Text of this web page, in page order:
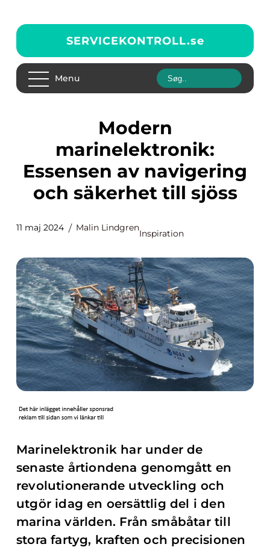
SERVICEKONTROLL.se
Menu
Modern
marinelektronik:
Essensen av navigering
och säkerhet till sjöss
11 maj 2024 Malin Lindgren
Inspiration
Marinelektronik har under de
senaste årtiondena genomgått en
revolutionerande utveckling och
utgör idag en oersättlig del i den
marina världen. Från småbåtar till
stora fartyg, kraften och precisionen